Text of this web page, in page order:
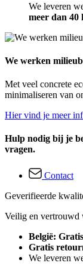
We leveren
meer dan 40
We werken
Met veel concrete
minimaliseren van
Hier vind je meer
Hulp nodig bij je
vragen.
Contact
Geverifieerde
Veilig en vertrouwd
België:
Gratis
We leveren